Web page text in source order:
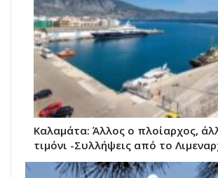
Καλαμάτα: Άλλος ο πλοίαρχος,
τιμόνι -Συλλήψεις από το